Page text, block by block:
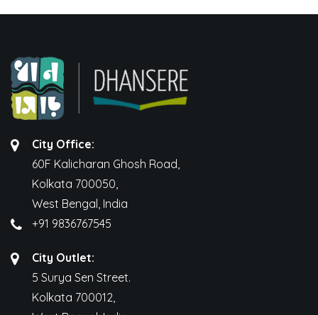
City Office:
60F Kalicharan Ghosh Road,
Kolkata 700050,
West Bengal, India
+91 9836767545
City Outlet:
5 Surya Sen Street.
Kolkata 700012,